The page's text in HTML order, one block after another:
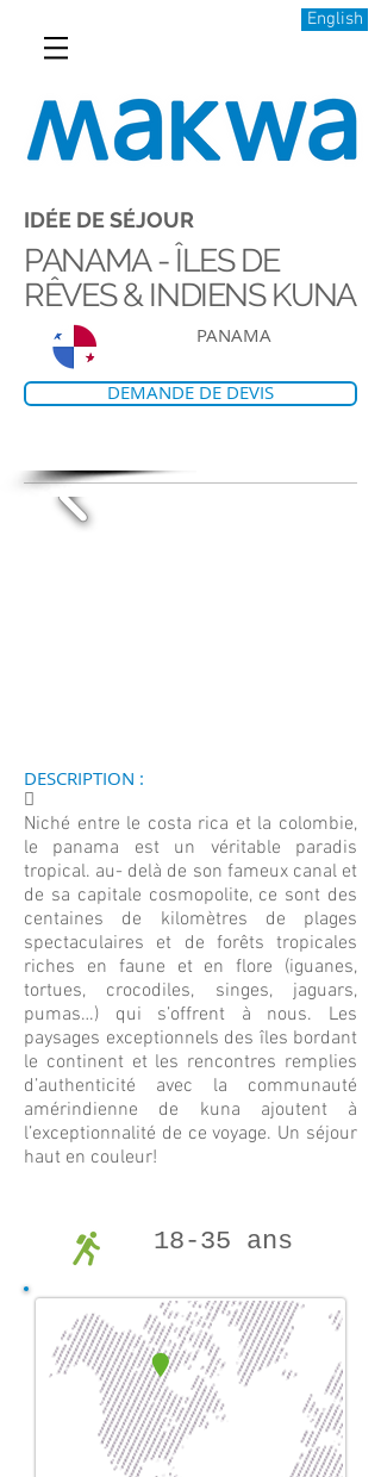
English
IDÉE DE SÉJOUR
PANAMA - ÎLES DE
RÊVES & INDIENS KUNA
PANAMA
DEMANDE DE DEVIS
DESCRIPTION :
􀀄
Niché entre le costa rica et la colombie,
le panama est un véritable paradis
tropical. au- delà de son fameux canal et
de sa capitale cosmopolite, ce sont des
centaines de kilomètres de plages
spectaculaires et de forêts tropicales
riches en faune et en flore (iguanes,
tortues, crocodiles, singes, jaguars,
pumas…) qui s’offrent à nous. Les
paysages exceptionnels des îles bordant
le continent et les rencontres remplies
d’authenticité avec la communauté
amérindienne de kuna ajoutent à
l’exceptionnalité de ce voyage. Un séjour
haut en couleur!
18-35 ans